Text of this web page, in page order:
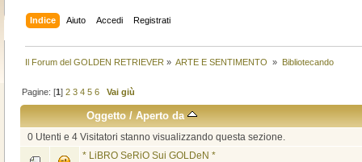
Indice Aiuto Accedi Registrati
Il Forum del GOLDEN RETRIEVER » ARTE E SENTIMENTO » Bibliotecando
Pagine: [1]2 3 4 5 6 Vai giù
Oggetto/Aperto da
0 Utenti e 4 Visitatori stanno visualizzando questa sezione.
* LiBRO SeRiO Sui GOLDeN *